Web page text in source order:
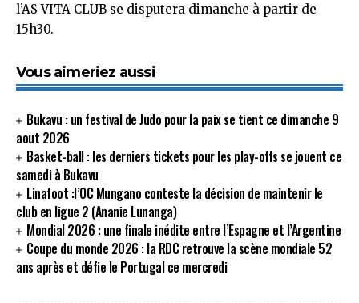
l’AS VITA CLUB se disputera dimanche à partir de
15h30.
Vous aimeriez aussi
Bukavu : un festival de Judo pour la paix se tient ce dimanche 9
aout 2026
Basket-ball : les derniers tickets pour les play-offs se jouent ce
samedi à Bukavu
Linafoot :l’OC Mungano conteste la décision de maintenir le
club en ligue 2 (Ananie Lunanga)
Mondial 2026 : une finale inédite entre l’Espagne et l’Argentine
Coupe du monde 2026 : la RDC retrouve la scène mondiale 52
ans après et défie le Portugal ce mercredi